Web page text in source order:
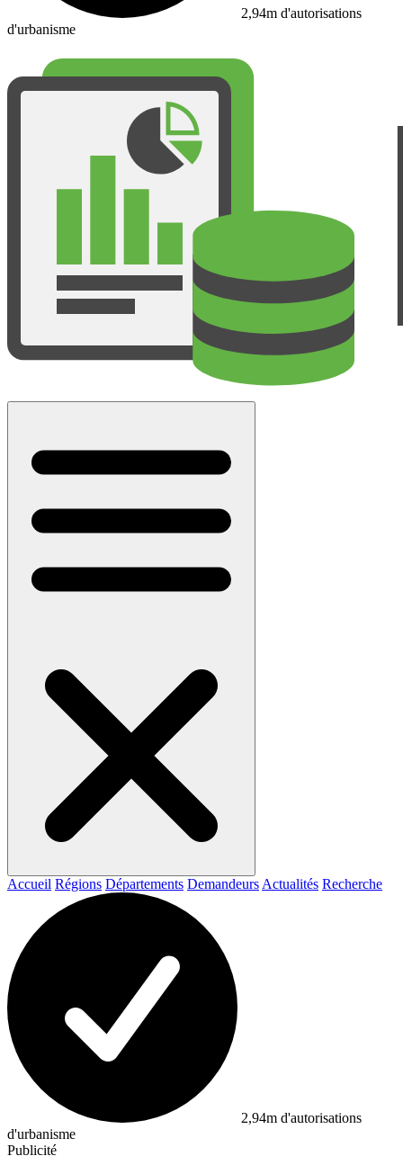
2,94m d'autorisations
d'urbanisme
Accueil Régions Départements Demandeurs Actualités Recherche
2,94m d'autorisations
d'urbanisme
Publicité